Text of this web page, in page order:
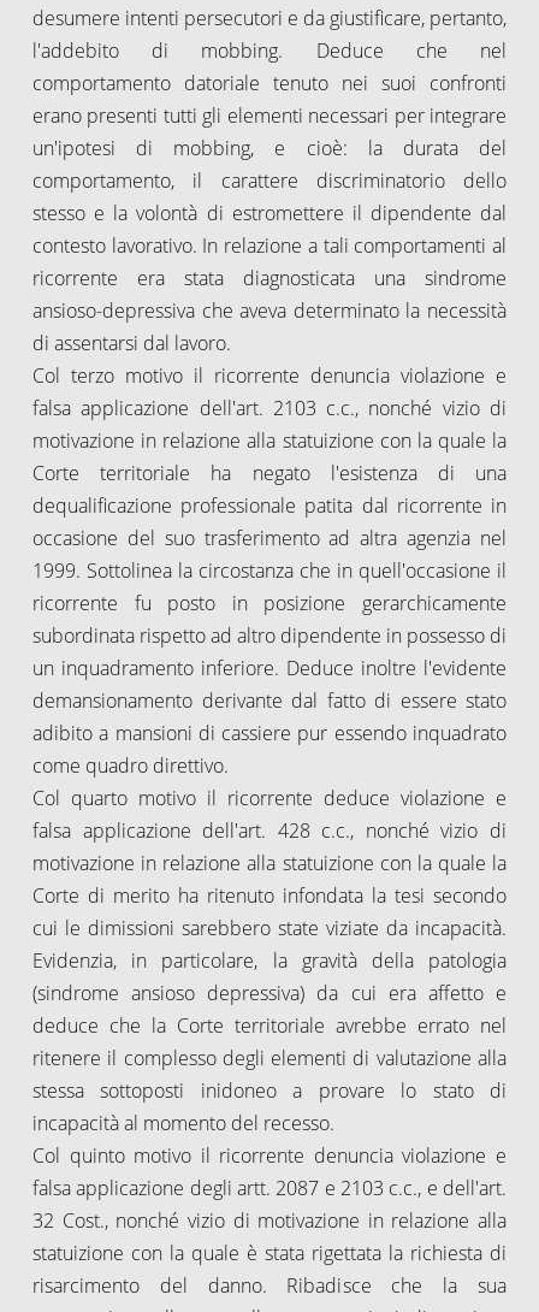
desumere intenti persecutori e da giustificare, pertanto,
l'addebito di mobbing. Deduce che nel
comportamento datoriale tenuto nei suoi confronti
erano presenti tutti gli elementi necessari per integrare
un'ipotesi di mobbing, e cioè: la durata del
comportamento, il carattere discriminatorio dello
stesso e la volontà di estromettere il dipendente dal
contesto lavorativo. In relazione a tali comportamenti al
ricorrente era stata diagnosticata una sindrome
ansioso-depressiva che aveva determinato la necessità
di assentarsi dal lavoro.
Col terzo motivo il ricorrente denuncia violazione e
falsa applicazione dell'art. 2103 c.c., nonché vizio di
motivazione in relazione alla statuizione con la quale la
Corte territoriale ha negato l'esistenza di una
dequalificazione professionale patita dal ricorrente in
occasione del suo trasferimento ad altra agenzia nel
1999. Sottolinea la circostanza che in quell'occasione il
ricorrente fu posto in posizione gerarchicamente
subordinata rispetto ad altro dipendente in possesso di
un inquadramento inferiore. Deduce inoltre l'evidente
demansionamento derivante dal fatto di essere stato
adibito a mansioni di cassiere pur essendo inquadrato
come quadro direttivo.
Col quarto motivo il ricorrente deduce violazione e
falsa applicazione dell'art. 428 c.c., nonché vizio di
motivazione in relazione alla statuizione con la quale la
Corte di merito ha ritenuto infondata la tesi secondo
cui le dimissioni sarebbero state viziate da incapacità.
Evidenzia, in particolare, la gravità della patologia
(sindrome ansioso depressiva) da cui era affetto e
deduce che la Corte territoriale avrebbe errato nel
ritenere il complesso degli elementi di valutazione alla
stessa sottoposti inidoneo a provare lo stato di
incapacità al momento del recesso.
Col quinto motivo il ricorrente denuncia violazione e
falsa applicazione degli artt. 2087 e 2103 c.c., e dell'art.
32 Cost., nonché vizio di motivazione in relazione alla
statuizione con la quale è stata rigettata la richiesta di
risarcimento del danno. Ribadisce che la sua